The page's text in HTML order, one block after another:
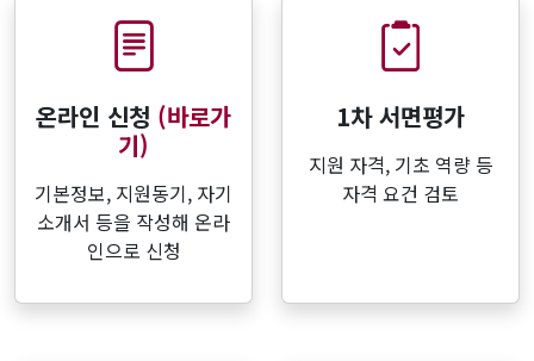
온라인 신청 (바로가
기)
기본정보, 지원동기, 자기
소개서 등을 작성해 온라
인으로 신청
1차 서면평가
지원 자격, 기초 역량 등
자격 요건 검토